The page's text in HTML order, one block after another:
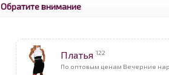
Обратите внимание
Платья 122
По оптовым ценам Вечерние